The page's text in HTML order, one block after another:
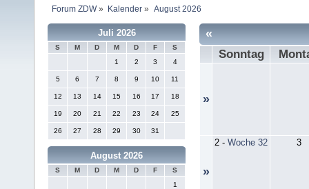
Forum ZDW» Kalender » August 2026
Juli 2026
S M D M D F
S
1
2 3 4
5 6 7 8 9 10 11
12 13 14 15 16 17 18
19 20 21 22 23 24 25
26 27 28 29 30 31
August 2026
S M D M D F
S
1
«
Sonntag
»
»
2 - Woche 32 3